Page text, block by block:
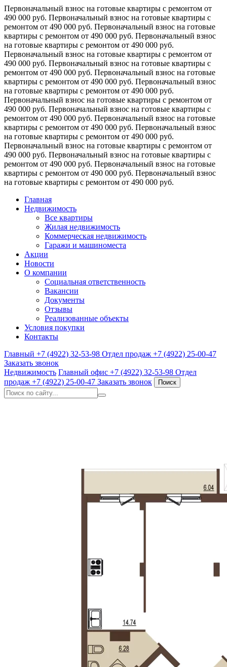
Первоначальный взнос на готовые квартиры с ремонтом от
490 000 руб. Первоначальный взнос на готовые квартиры с
ремонтом от 490 000 руб. Первоначальный взнос на готовые
квартиры с ремонтом от 490 000 руб. Первоначальный взнос
на готовые квартиры с ремонтом от 490 000 руб.
Первоначальный взнос на готовые квартиры с ремонтом от
490 000 руб. Первоначальный взнос на готовые квартиры с
ремонтом от 490 000 руб. Первоначальный взнос на готовые
квартиры с ремонтом от 490 000 руб. Первоначальный взнос
на готовые квартиры с ремонтом от 490 000 руб.
Первоначальный взнос на готовые квартиры с ремонтом от
490 000 руб. Первоначальный взнос на готовые квартиры с
ремонтом от 490 000 руб. Первоначальный взнос на готовые
квартиры с ремонтом от 490 000 руб. Первоначальный взнос
на готовые квартиры с ремонтом от 490 000 руб.
Первоначальный взнос на готовые квартиры с ремонтом от
490 000 руб. Первоначальный взнос на готовые квартиры с
ремонтом от 490 000 руб. Первоначальный взнос на готовые
квартиры с ремонтом от 490 000 руб. Первоначальный взнос
на готовые квартиры с ремонтом от 490 000 руб.
Главная
Недвижимость
Все квартиры
Жилая недвижимость
Коммерческая недвижимость
Гаражи и машиноместа
Акции
Новости
О компании
Социальная ответственность
Вакансии
Документы
Отзывы
Реализованные объекты
Условия покупки
Контакты
Главный +7 (4922) 32-53-98 Отдел продаж +7 (4922) 25-00-47
Заказать звонок
Недвижимость Главный офис +7 (4922) 32-53-98 Отдел
продаж +7 (4922) 25-00-47 Заказать звонок Поиск